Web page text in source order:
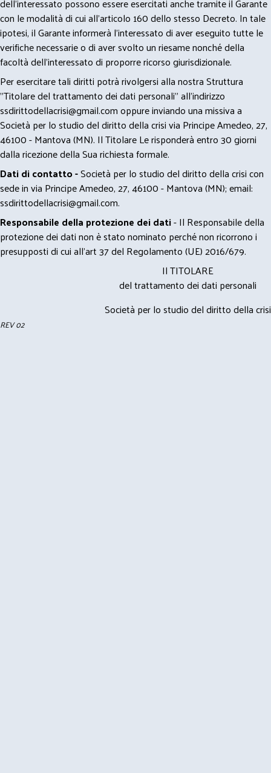
con le modalità di cui all’articolo 160 dello stesso Decreto. In tale
ipotesi, il Garante informerà l’interessato di aver eseguito tutte le
verifiche necessarie o di aver svolto un riesame nonché della
facoltà dell’interessato di proporre ricorso giurisdizionale.
Per esercitare tali diritti potrà rivolgersi alla nostra Struttura
"Titolare del trattamento dei dati personali" all'indirizzo
ssdirittodellacrisi@gmail.comoppure inviando una missiva a
Società per lo studio del diritto della crisi via Principe Amedeo, 27,
46100 - Mantova (MN). Il Titolare Le risponderà entro 30 giorni
dalla ricezione della Sua richiesta formale.
Dati di contatto -Società per lo studio del diritto della crisi con
sede in via Principe Amedeo, 27, 46100 - Mantova (MN); email:
ssdirittodellacrisi@gmail.com.
Responsabile della protezione dei dati- Il Responsabile della
protezione dei dati non è stato nominato perché non ricorrono i
presupposti di cui all’art 37 del Regolamento (UE) 2016/679.
Il TITOLARE
del trattamento dei dati personali
Società per lo studio del diritto della crisi
REV 02